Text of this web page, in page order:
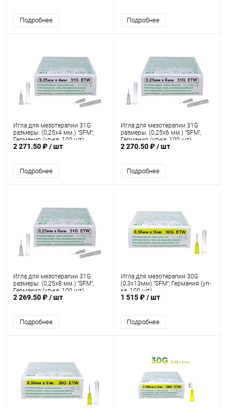
Подробнее Подробнее
Игла для мезотерапии 31G
размеры: (0,25х4 мм.) "SFM",
Германия (уп-ка: 100 шт)
2 271.50 ₽/ шт
Подробнее
Игла для мезотерапии 31G
размеры: (0,25х6 мм.) "SFM",
Германия (уп-ка: 100 шт)
2 270.50 ₽/ шт
Подробнее
Игла для мезотерапии 31G
размеры: (0,25х8 мм.) "SFM",
Германия (уп-ка: 100 шт)
2 269.50 ₽/ шт
Подробнее
Игла для мезотерапии 30G
(0,3х13мм) "SFM", Германия (уп-
ка: 100 шт)
1 515 ₽/ шт
Подробнее